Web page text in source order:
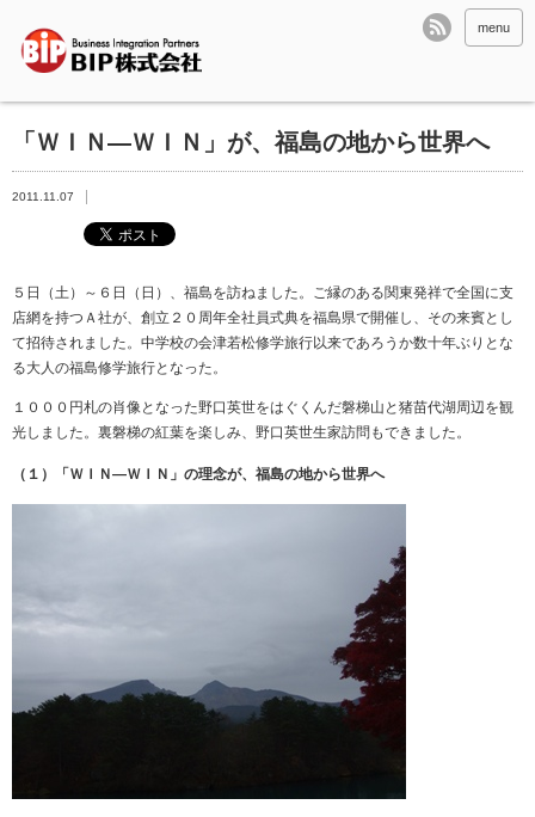
menu
「ＷＩＮ―ＷＩＮ」が、福島の地から世界へ
2011.11.07
５日（土）～６日（日）、福島を訪ねました。ご縁のある関東発祥で全国に支
店網を持つＡ社が、創立２０周年全社員式典を福島県で開催し、その来賓とし
て招待されました。中学校の会津若松修学旅行以来であろうか数十年ぶりとな
る大人の福島修学旅行となった。
１０００円札の肖像となった野口英世をはぐくんだ磐梯山と猪苗代湖周辺を観
光しました。裏磐梯の紅葉を楽しみ、野口英世生家訪問もできました。
（１）「ＷＩＮ―ＷＩＮ」の理念が、福島の地から世界へ